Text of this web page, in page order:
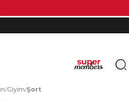
/Giyim/Şort